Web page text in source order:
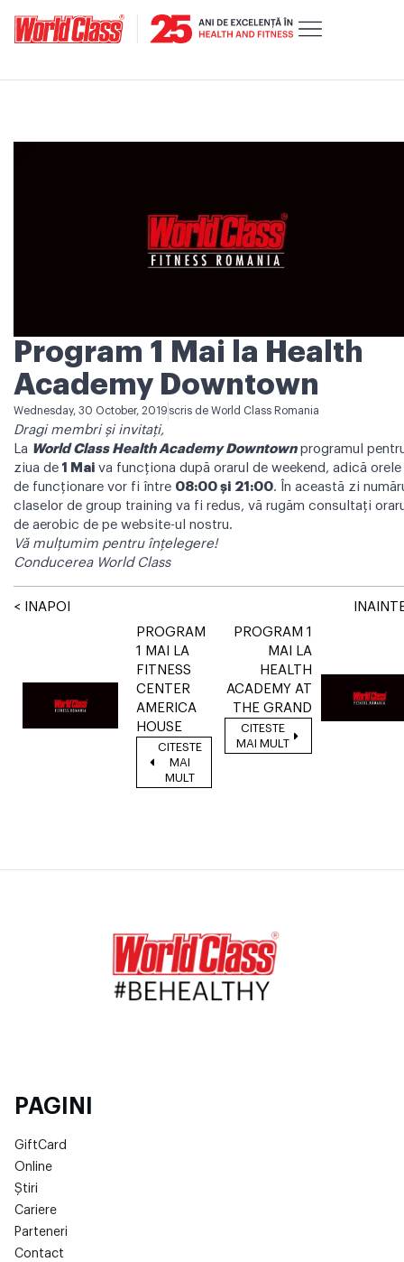
Program 1 Mai la Health
Academy Downtown
Wednesday, 30 October, 2019 scris de World Class Romania
Dragi membri şi invitaţi,
La World Class Health Academy Downtownprogramul
ziua de 1 Mai va funcţiona după orarul de weekend, adică orele
de funcţionare vor fi între 08:00 şi 21:00. În această zi
claselor de group training va fi redus, vă rugăm consultaţi
de aerobic de pe website-ul nostru.
Vă mulţumim pentru înţelegere!
Conducerea World Class
< INAPOI
PROGRAM
1 MAI LA
FITNESS
CENTER
AMERICA
HOUSE
CITESTE
MAI
MULT
PROGRAM 1
MAI LA
HEALTH
ACADEMY AT
THE GRAND
CITESTE
MAI MULT
PAGINI
GiftCard
Online
Știri
Cariere
Parteneri
Contact